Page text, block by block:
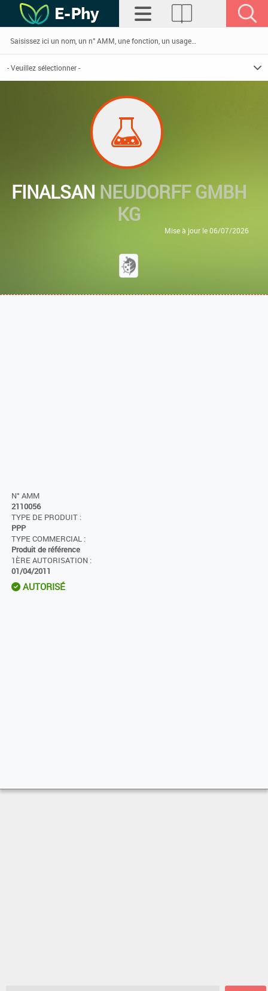
FINALSAN NEUDORFF GMBH
KG
Mise à jour le 06/07/2026
N° AMM
2110056
TYPE DE PRODUIT :
PPP
TYPE COMMERCIAL :
Produit de référence
1ÈRE AUTORISATION :
01/04/2011
AUTORISÉ